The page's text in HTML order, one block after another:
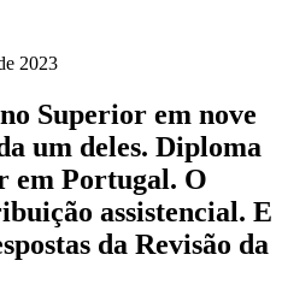
2023
Superior em nove
um deles. Diploma
em Portugal. O
assistencial. E
da Revisão da